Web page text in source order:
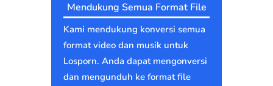
Mendukung Semua Format File
Kami mendukung konversi semua
format video dan musik untuk
Losporn. Anda dapat mengonversi
dan mengunduh ke format file